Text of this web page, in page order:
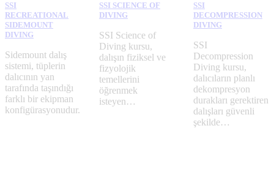
SSI
RECREATIONAL
SIDEMOUNT
DIVING
Sidemount dalış
sistemi, tüplerin
dalıcının yan
tarafında taşındığı
farklı bir ekipman
konfigürasyonudur.
SSI SCIENCE OF
DIVING
SSI Science of
Diving kursu,
dalışın fiziksel ve
fizyolojik
temellerini
öğrenmek
isteyen…
SSI
DECOMPRESSION
DIVING
SSI
Decompression
Diving kursu,
dalıcıların planlı
dekompresyon
durakları gerektiren
dalışları güvenli
şekilde…